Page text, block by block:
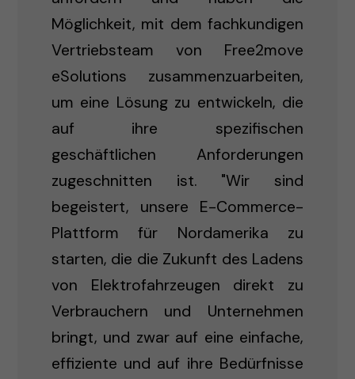
Möglichkeit, mit dem fachkundigen
Vertriebsteam von Free2move
eSolutions zusammenzuarbeiten,
um eine Lösung zu entwickeln, die
auf ihre spezifischen
geschäftlichen Anforderungen
zugeschnitten ist. "Wir sind
begeistert, unsere E-Commerce-
Plattform für Nordamerika zu
starten, die die Zukunft des Ladens
von Elektrofahrzeugen direkt zu
Verbrauchern und Unternehmen
bringt, und zwar auf eine einfache,
effiziente und auf ihre Bedürfnisse